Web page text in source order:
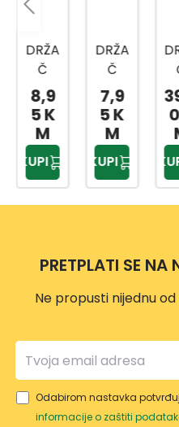
DRŽA
Č
TELE
FON
A
PN37
14
8,9
5 K
M
KUPI
DRŽA
Č
TELE
FON
A
PN37
01
7,9
5 K
M
KUPI
PRETPLATI SE NA
Ne propusti nijednu
Odabirom nastavka
informacije o zaštiti